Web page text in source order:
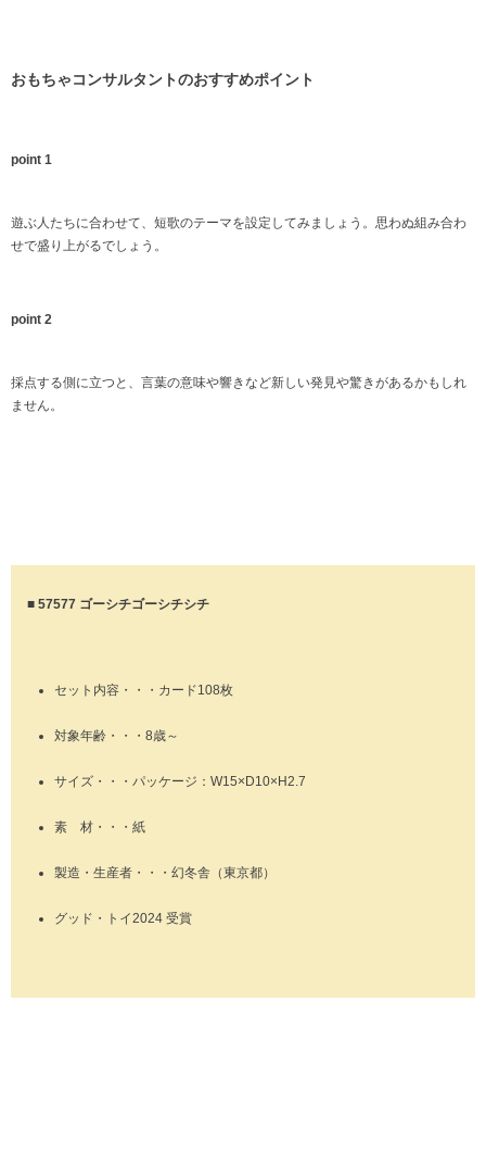
おもちゃコンサルタントのおすすめポイント
point 1
遊ぶ人たちに合わせて、短歌のテーマを設定してみましょう。思わぬ組み合わ
せで盛り上がるでしょう。
point 2
採点する側に立つと、言葉の意味や響きなど新しい発見や驚きがあるかもしれ
ません。
■ 57577 ゴーシチゴーシチシチ
セット内容・・・カード108枚
対象年齢・・・8歳～
サイズ・・・パッケージ：W15×D10×H2.7
素 材・・・紙
製造・生産者・・・幻冬舎（東京都）
グッド・トイ2024 受賞